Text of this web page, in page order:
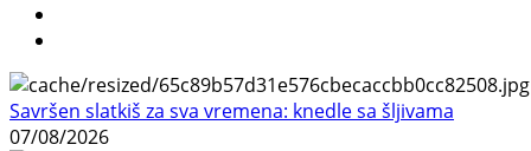
Savršen slatkiš za sva vremena: knedle sa šljivama
07/08/2026